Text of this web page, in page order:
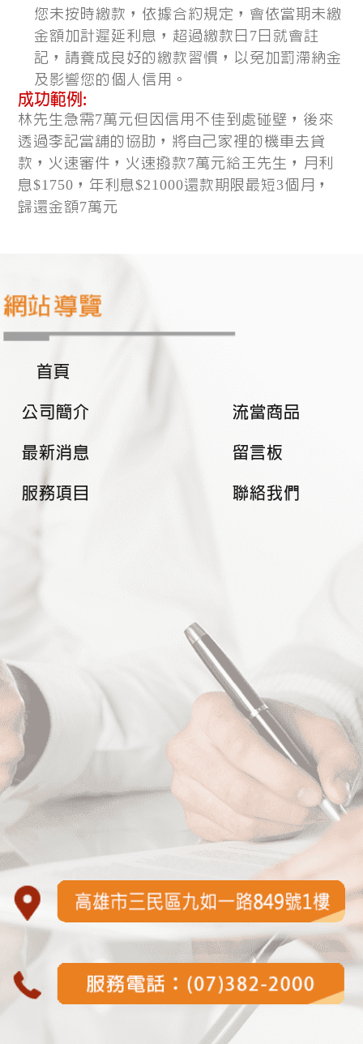
您未按時繳款，依據合約規定，會依當期未繳
金額加計遲延利息，超過繳款日7日就會註
記，請養成良好的繳款習慣，以免加罰滯納金
及影響您的個人信用。
成功範例:
林先生急需7萬元但因信用不佳到處碰壁，後來
透過李記當舖的協助，將自己家裡的機車去貸
款，火速審件，火速撥款7萬元給王先生，月利
息$1750，年利息$21000還款期限最短3個月，
歸還金額7萬元
首頁
公司簡介 流當商品
最新消息 留言板
服務項目 聯絡我們